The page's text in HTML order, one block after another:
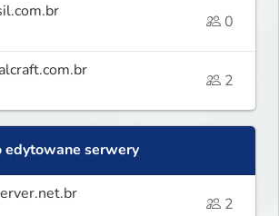
0
2
edytowane serwery
2